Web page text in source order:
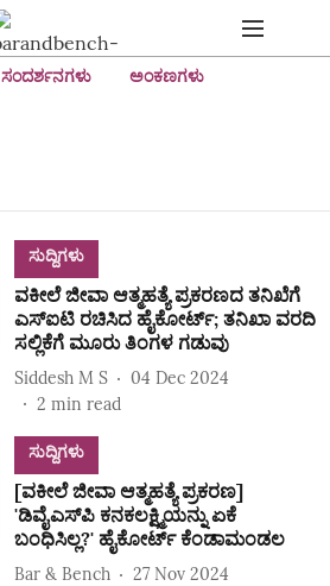
ಸಂದರ್ಶನಗಳು ಅಂಕಣಗಳು
ಸುದ್ದಿಗಳು
ವಕೀಲೆ ಜೀವಾ ಆತ್ಮಹತ್ಯೆ ಪ್ರಕರಣದ ತನಿಖೆಗೆ
ಎಸ್‌ಐಟಿ ರಚಿಸಿದ ಹೈಕೋರ್ಟ್‌; ತನಿಖಾ ವರದಿ
ಸಲ್ಲಿಕೆಗೆ ಮೂರು ತಿಂಗಳ ಗಡುವು
Siddesh M S
04 Dec 2024
2 min read
ಸುದ್ದಿಗಳು
[ವಕೀಲೆ ಜೀವಾ ಆತ್ಮಹತ್ಯೆ ಪ್ರಕರಣ]
'ಡಿವೈಎಸ್‌ಪಿ ಕನಕಲಕ್ಷ್ಮಿಯನ್ನು ಏಕೆ
ಬಂಧಿಸಿಲ್ಲ?' ಹೈಕೋರ್ಟ್‌ ಕೆಂಡಾಮಂಡಲ
Bar & Bench
27 Nov 2024